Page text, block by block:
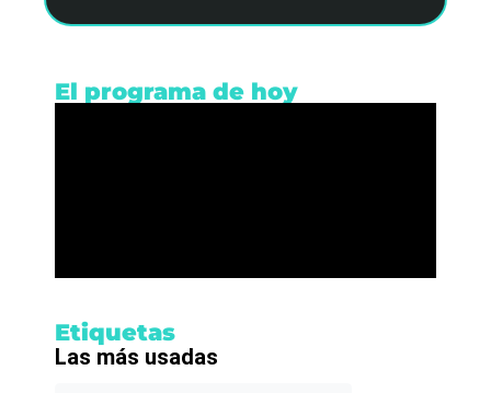
El programa de hoy
Etiquetas
Las más usadas